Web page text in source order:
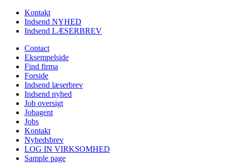
Kontakt
Indsend NYHED
Indsend LÆSERBREV
Contact
Eksempelside
Find firma
Forside
Indsend læserbrev
Indsend nyhed
Job oversigt
Jobagent
Jobs
Kontakt
Nyhedsbrev
LOG IN VIRKSOMHED
Sample page